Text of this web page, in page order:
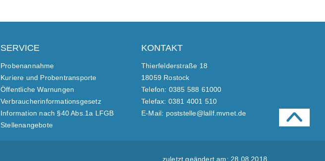
SERVICE
Probenannahme
Kuriere und Probentransporte
Öffentliche Warnungen
Verbraucherinformationsgesetz
Information nach §40 Abs.1a LFGB
Stellenangebote
KONTAKT
Thierfelderstraße 18
18059 Rostock
Telefon: 0385 588 61000
Telefax: 0381 4001 510
E-Mail: poststelle@lallf.mvnet.de
zuletzt geändert am: 28.08.2018